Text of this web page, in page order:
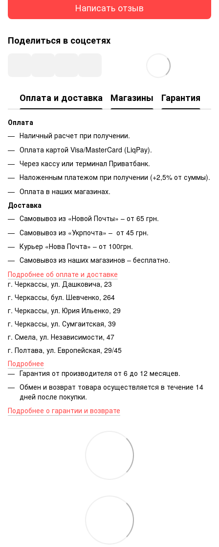
Написать отзыв
Поделиться в соцсетях
Оплата и доставка Магазины Гарантия
Оплата
Наличный расчет при получении.
Оплата картой Visa/MasterCard (LiqPay).
Через кассу или терминал Приватбанк.
Наложенным платежом при получении (+2,5% от суммы).
Оплата в наших магазинах.
Доставка
Самовывоз из «Новой Почты» – от 65 грн.
Самовывоз из «Укрпочта» – от 45 грн.
Курьер «Нова Почта» – от 100грн.
Самовывоз из наших магазинов – бесплатно.
Подробнее об оплате и доставке
г. Черкассы, ул. Дашковича, 23
г. Черкассы, бул. Шевченко, 264
г. Черкассы, ул. Юрия Ильенко, 29
г. Черкассы, ул. Сумгаитская, 39
г. Смела, ул. Независимости, 47
г. Полтава, ул. Европейская, 29/45
Подробнее
Гарантия от производителя от 6 до 12 месяцев.
Обмен и возврат товара осуществляется в течение 14
дней после покупки.
Подробнее о гарантии и возврате